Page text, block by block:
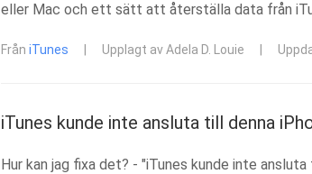
eller Mac och ett sätt att återställa data från
Från iTunes Upplagt av Adela D. Louie
iTunes kunde inte ansluta till denna
Hur kan jag fixa det? - "iTunes kunde inte